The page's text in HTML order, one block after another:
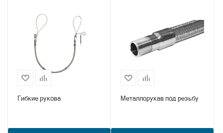
Гибкие рукова Металлорукав под резьбу